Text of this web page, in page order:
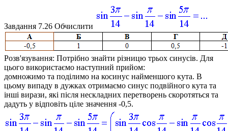
Завдання 7.26 Обчислити
Розв'язування: Потрібно знайти різницю трьох синусів. Для
цього використаємо наступний прийом:
домножимо та поділимо на косинус найменшого кута. В
цьому випаду в дужках отримаємо синус подвійного кута та
інші вирази, які після нескладних перетворень скоротяться та
дадуть у відповіть ціле значення -0,5.